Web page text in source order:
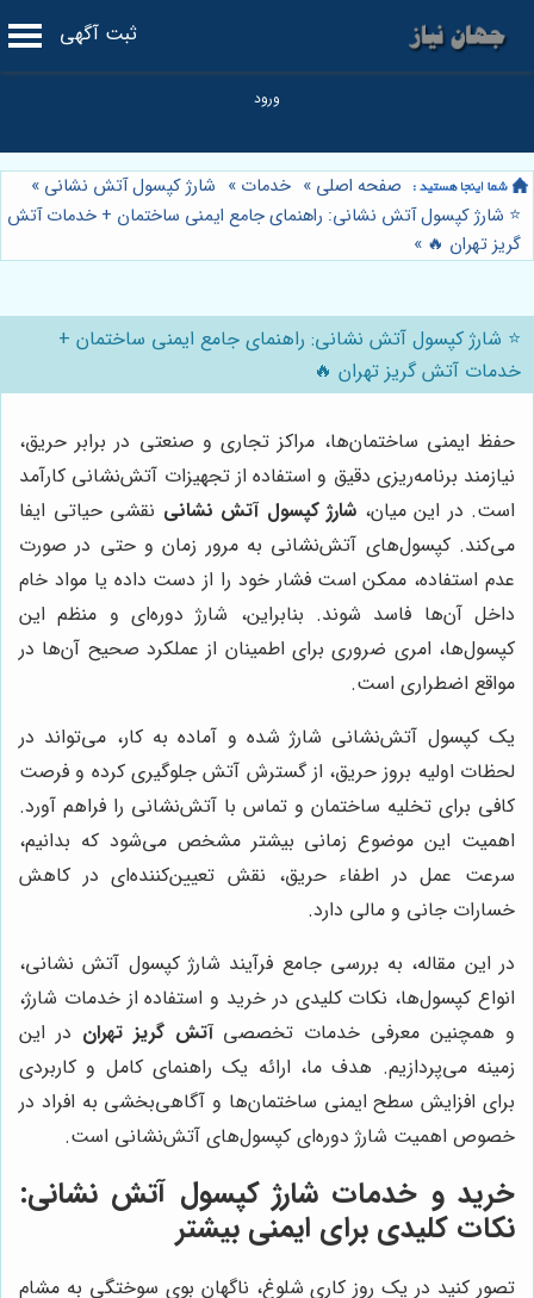
ثبت آگهی
صفحه اصلی » خدمات » شارژ کپسول آتش نشانی »
⭐️ شارژ کپسول آتش نشانی: راهنمای جامع ایمنی ساختمان + خدمات آتش
گریز تهران 🔥 »
⭐️ شارژ کپسول آتش نشانی: راهنمای جامع ایمنی ساختمان +
خدمات آتش گریز تهران 🔥
حفظ ایمنی ساختمان‌ها، مراکز تجاری و صنعتی در برابر حریق،
نیازمند برنامه‌ریزی دقیق و استفاده از تجهیزات آتش‌نشانی کارآمد
است. در این میان، شارژ کپسول آتش نشانی نقشی حیاتی ایفا
می‌کند. کپسول‌های آتش‌نشانی به مرور زمان و حتی در صورت
عدم استفاده، ممکن است فشار خود را از دست داده یا مواد خام
داخل آن‌ها فاسد شوند. بنابراین، شارژ دوره‌ای و منظم این
کپسول‌ها، امری ضروری برای اطمینان از عملکرد صحیح آن‌ها در
مواقع اضطراری است.
یک کپسول آتش‌نشانی شارژ شده و آماده به کار، می‌تواند در
لحظات اولیه بروز حریق، از گسترش آتش جلوگیری کرده و فرصت
کافی برای تخلیه ساختمان و تماس با آتش‌نشانی را فراهم آورد.
اهمیت این موضوع زمانی بیشتر مشخص می‌شود که بدانیم،
سرعت عمل در اطفاء حریق، نقش تعیین‌کننده‌ای در کاهش
خسارات جانی و مالی دارد.
در این مقاله، به بررسی جامع فرآیند شارژ کپسول آتش نشانی،
انواع کپسول‌ها، نکات کلیدی در خرید و استفاده از خدمات شارژ،
و همچنین معرفی خدمات تخصصیآتش گریز تهران در این
زمینه می‌پردازیم. هدف ما، ارائه یک راهنمای کامل و کاربردی
برای افزایش سطح ایمنی ساختمان‌ها و آگاهی‌بخشی به افراد در
خصوص اهمیت شارژ دوره‌ای کپسول‌های آتش‌نشانی است.
خرید و خدمات شارژ کپسول آتش نشانی:
نکات کلیدی برای ایمنی بیشتر
تصور کنید در یک روز کاری شلوغ، ناگهان بوی سوختگی به مشام